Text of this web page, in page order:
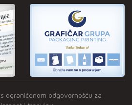
ograničenom odgovornošću za